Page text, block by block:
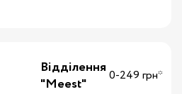
Відділення
"Meest"
0-249 грн*